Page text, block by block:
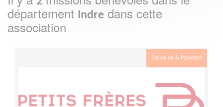
département Indre dans cette
association
Exclusion & Pauvreté